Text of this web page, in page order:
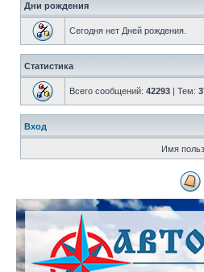
Дни рождения
Сегодня нет Дней рождения.
Статистика
Всего сообщений: 42293 | Тем:
Вход
Имя